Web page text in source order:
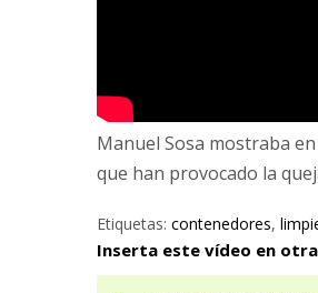
Manuel Sosa mostraba
que han provocado la
Etiquetas: contenedores,
Inserta este vídeo en